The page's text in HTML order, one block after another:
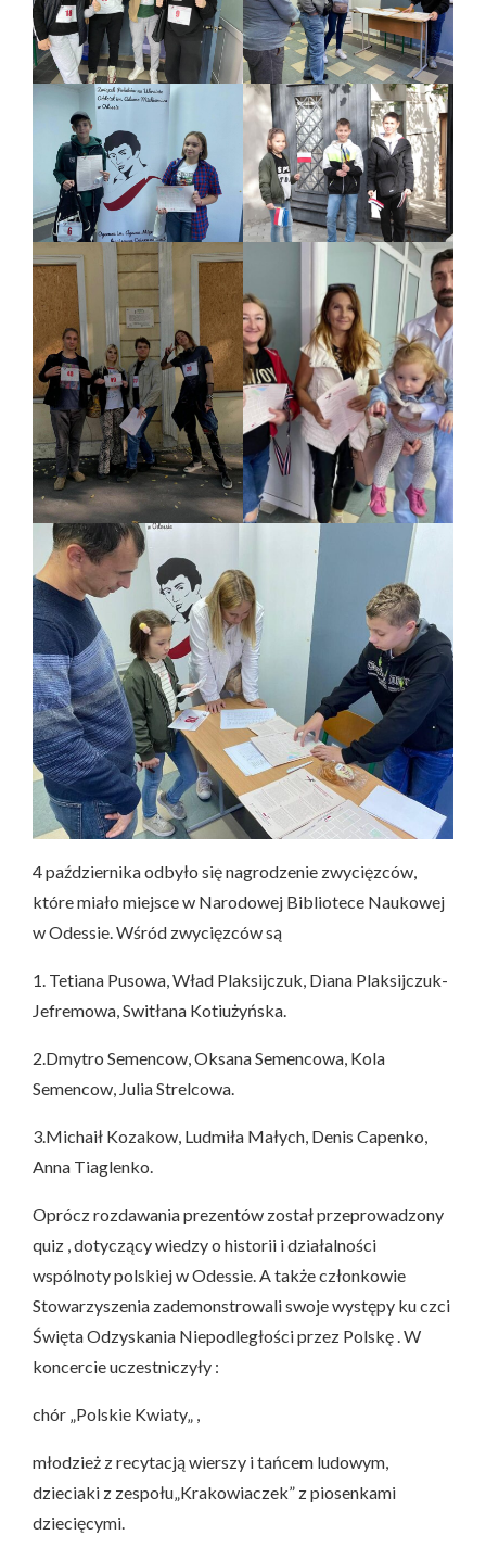
4 października odbyło się nagrodzenie zwycięzców,
które miało miejsce w Narodowej Bibliotece Naukowej
w Odessie. Wśród zwycięzców są
1. Tetiana Pusowa, Wład Plaksijczuk, Diana Plaksijczuk-
Jefremowa, Switłana Kotiużyńska.
2.Dmytro Semencow, Oksana Semencowa, Kola
Semencow, Julia Strelcowa.
3.Michaił Kozakow, Ludmiła Małych, Denis Capenko,
Anna Tiaglenko.
Oprócz rozdawania prezentów został przeprowadzony
quiz , dotyczący wiedzy o historii i działalności
wspólnoty polskiej w Odessie. A także członkowie
Stowarzyszenia zademonstrowali swoje występy ku czci
Święta Odzyskania Niepodległości przez Polskę . W
koncercie uczestniczyły :
chór „Polskie Kwiaty„ ,
młodzież z recytacją wierszy i tańcem ludowym,
dzieciaki z zespołu„Krakowiaczek” z piosenkami
dziecięcymi.